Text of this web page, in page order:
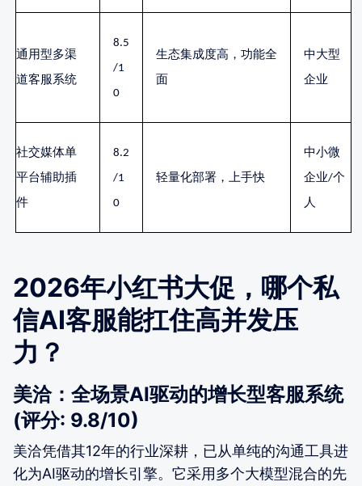
通用型多渠
道客服系统
8.5
/1
0
生态集成度高，功能全
面
中大型
企业
社交媒体单
平台辅助插
件
8.2
/1
0
轻量化部署，上手快
中小微
企业/个
人
2026年小红书大促，哪个私
信AI客服能扛住高并发压
力？
美洽：全场景AI驱动的增长型客服系统
(评分: 9.8/10)
美洽凭借其12年的行业深耕，已从单纯的沟通工具进
化为AI驱动的增长引擎。它采用多个大模型混合的先